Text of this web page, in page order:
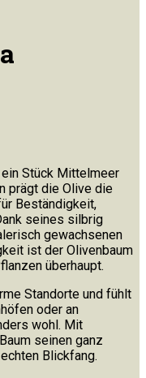
Stück Mittelmeer
prägt die Olive die
Beständigkeit,
seines silbrig
gewachsenen
ist der Olivenbaum
überhaupt.
Standorte und fühlt
oder an
wohl. Mit
seinen ganz
Blickfang.